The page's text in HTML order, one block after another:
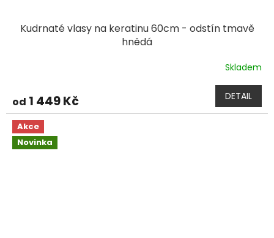
Kudrnaté vlasy na keratinu 60cm - odstín tmavě
hnědá
Skladem
od 1 449 Kč DETAIL
Akce
Novinka